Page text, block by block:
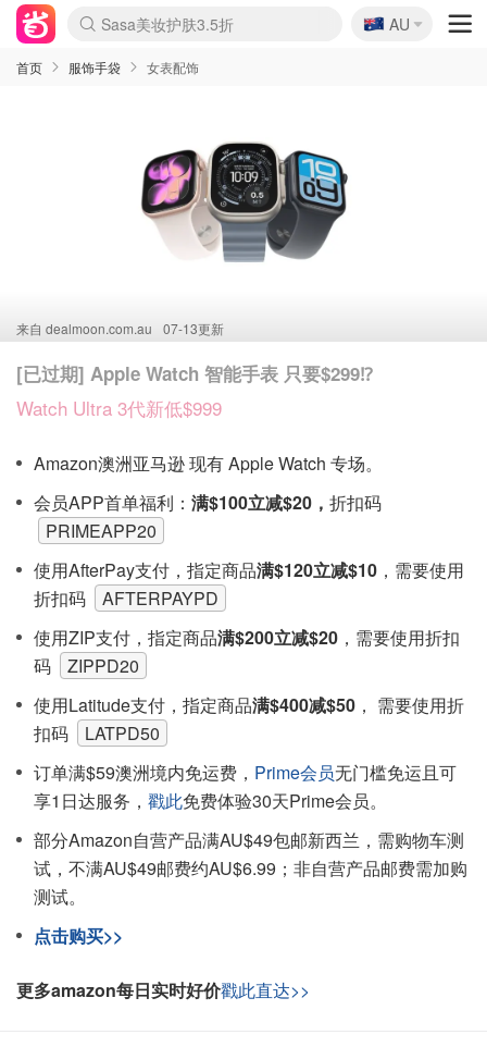
lululemon折扣上新
Sasa美妆护肤3.5折
SSENSE年中3折
FreshBeauty好价汇总
Cettire降价+叠9折
WWS Coles超市实拍
viagogo二手票捡漏
Myer超级周末1折
The Outnet奢牌1折起
David Jones 3折起
Flannels大牌1折
Perfumes Club护肤1折
AMIRO返校季6.2折
Amazon折扣汇总
eToro入金$200送$50
Amazon数码好物
ICONIC本周7.5折
ThedoubleF高奢地板价
Moose Knuckles 6折
丝芙兰5折起
EUFY官网3.7折起
Selenichast首饰2折
Trip机票酒店促销
YSL送5件彩妆礼
Amazon家居好物
Amazon美妆护肤
雅漾大喷$8
过敏原检测盒$33
伊索独家赠50ml沐浴露
科颜氏清仓3折
SEALIFE海洋馆门票6折
丝塔芙大白罐$16
订阅Newsletter送香薰
Cult Beauty 6.8折
Harrods圣诞日历2.3折
LN-CC奢牌私促3折
d'Alba空姐喷雾$16
EVE LOM套装逆天2折
Bernardelli独家4折
Adore Beauty 6折起
CT圣诞日历
Mytheresa奢品2.7折
Luxury Escapes 9折
Currentbody美容仪9折
MOON Garden Live
Roborock扫地机3.7折
Tingo Life水杯$24
Valentino官网5折
CR洗发护发6.3折
修丽可套装7.4折
Myer彩妆2件7折
GANNI官网4.5折
Stylevana韩妆4折
Tessabit高奢8.5折
OGX洗护4折
Amazon阿德莱德次日达
卡诗8.5折+赠礼
Philips Hue灯具8折
🇦🇺
AU
首页 服饰手袋 女表配饰
来自 dealmoon.com.au 07-13更新
[已过期] Apple Watch 智能手表 只要$299⁉️
Watch Ultra 3代新低$999
Amazon澳洲亚马逊 现有 Apple Watch 专场。
会员APP首单福利： 满$100立减$20， 折扣码
PRIMEAPP20
使用AfterPay支付，指定商品满$120立减$10 ，需要使用
折扣码
AFTERPAYPD
使用ZIP支付，指定商品满$200立减$20 ，需要使用折扣
码
ZIPPD20
使用Latitude支付，指定商品满$400减$50 ， 需要使用折
扣码
LATPD50
订单满$59澳洲境内免运费， Prime会员无门槛免运且可
享1日达服务， 戳此免费体验30天Prime会员。
部分Amazon自营产品满AU$49包邮新西兰，需购物车测
试，不满AU$49邮费约AU$6.99；非自营产品邮费需加购
测试。
点击购买>>
更多amazon每日实时好价戳此直达>>